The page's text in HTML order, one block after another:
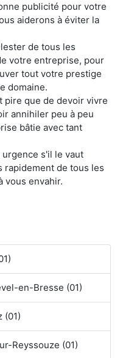
publicité pour votre
aiderons à éviter la
de tous les
votre entreprise, pour
tout votre prestige
domaine.
pire que de devoir vivre
annihiler peu à peu
bâtie avec tant
s'il le vaut
rapidement de tous les
vous envahir.
en-Bresse (01)
(01)
Reyssouze (01)